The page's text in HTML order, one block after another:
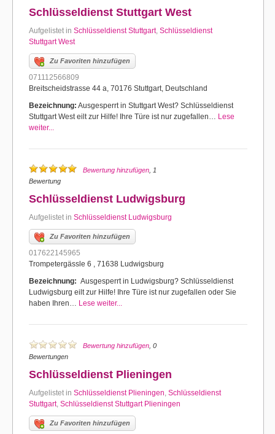
Schlüsseldienst Stuttgart West
Aufgelistet in Schlüsseldienst Stuttgart, Schlüsseldienst
Stuttgart West
Zu Favoriten hinzufügen
071112566809
Breitscheidstrasse 44 a, 70176 Stuttgart, Deutschland
Bezeichnung: Ausgesperrt in Stuttgart West? Schlüsseldienst
Stuttgart West eilt zur Hilfe! Ihre Türe ist nur zugefallen… Lese
weiter...
Bewertung hinzufügen , 1
Bewertung
Schlüsseldienst Ludwigsburg
Aufgelistet in Schlüsseldienst Ludwigsburg
Zu Favoriten hinzufügen
017622145965
Trompetergässle 6 , 71638 Ludwigsburg
Bezeichnung: Ausgesperrt in Ludwigsburg? Schlüsseldienst
Ludwigsburg eilt zur Hilfe! Ihre Türe ist nur zugefallen oder Sie
haben Ihren… Lese weiter...
Bewertung hinzufügen , 0
Bewertungen
Schlüsseldienst Plieningen
Aufgelistet in Schlüsseldienst Plieningen, Schlüsseldienst
Stuttgart, Schlüsseldienst Stuttgart Plieningen
Zu Favoriten hinzufügen